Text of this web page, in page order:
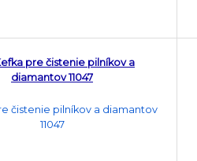
pre čistenie pilníkov a
diamantov 11047